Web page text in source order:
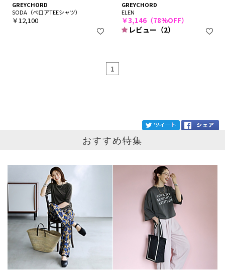
GREYCHORD
SODA（ベロアTEEシャツ）
￥12,100
GREYCHORD
ELEN
￥3,146（78%OFF）
レビュー（2）
1
掲載雑誌
価格 円～ 円
表示オプション
おすすめ特集